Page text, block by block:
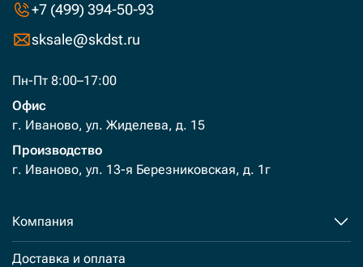
+7 (499) 394-50-93
sksale@skdst.ru
Пн-Пт 8:00–17:00
Офис
г. Иваново, ул. Жиделева, д. 15
Производство
г. Иваново, ул. 13-я Березниковская, д. 1г
Компания
Доставка и оплата